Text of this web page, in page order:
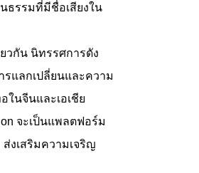
ธรรมที่มีชื่อเสียงใน
วกัน นิทรรศการดัง
รแลกเปลี่ยนและความ
นจีนและเอเชีย
จะเป็นแพลตฟอร์ม
งเสริมความเจริญ